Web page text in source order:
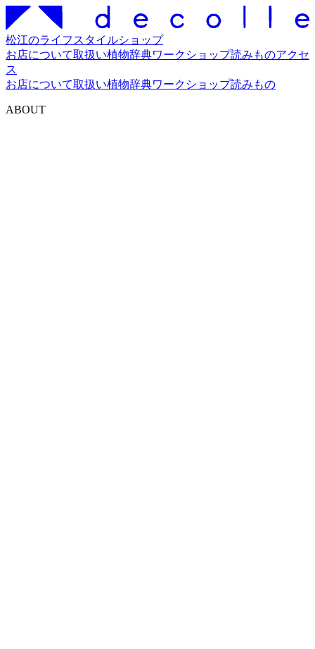
松江のライフスタイルショップ
お店について取扱い植物辞典ワークショップ読みものアクセ
ス
お店について取扱い植物辞典ワークショップ読みもの
ABOUT